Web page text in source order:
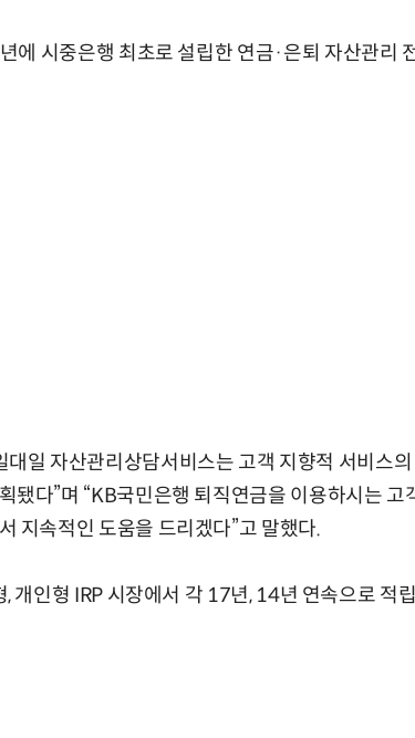
시중은행 최초로 설립한 연금·은퇴 자산관리
일 자산관리상담서비스는 고객 지향적 서비스
됐다”며 “KB국민은행 퇴직연금을 이용하시는 고
지속적인 도움을 드리겠다”고 말했다.
개인형 IRP 시장에서 각 17년, 14년 연속으로 적